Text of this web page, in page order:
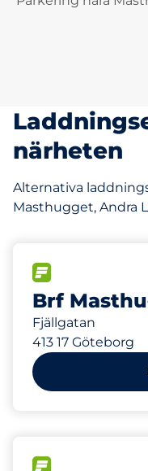
närheten
Alternativa
Masthugget, Andra
Brf
Fjällgatan
413 17 Göteborg
280 m
777 m